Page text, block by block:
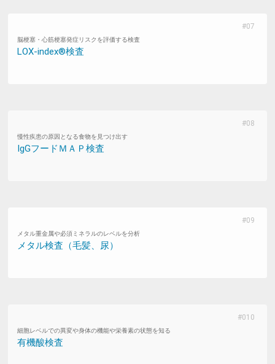
脳梗塞・心筋梗塞発症リスクを評価する検査
LOX-index®検査
慢性疾患の原因となる食物を見つけ出す
IgGフードＭＡＰ検査
メタル重金属や必須ミネラルのレベルを分析
メタル検査（毛髪、尿）
細胞レベルでの異変や身体の機能や栄養素の状態を知る
有機酸検査